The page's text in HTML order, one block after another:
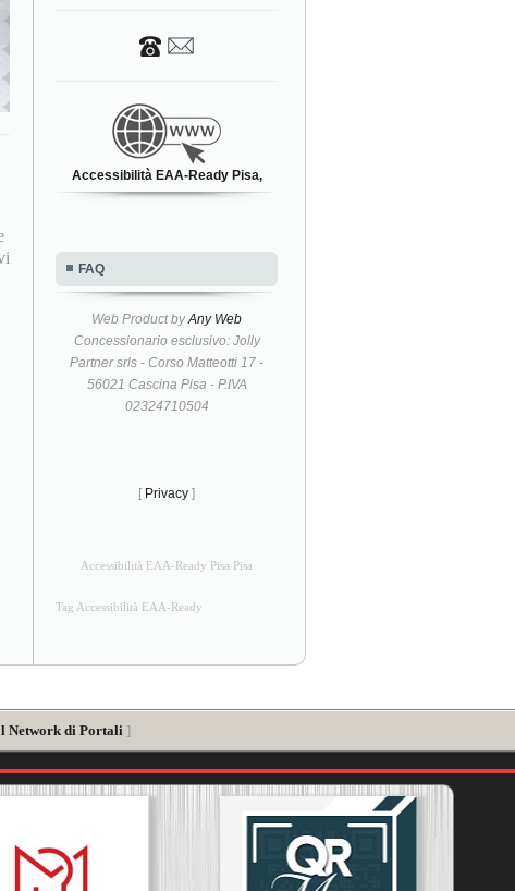
Accessibilità EAA-Ready Pisa,
FAQ
Web Product byAny Web
Concessionario esclusivo: Jolly
Partner srls - Corso Matteotti 17 -
56021 Cascina Pisa - P.IVA
02324710504
[ Privacy ]
Accessibilità EAA-Ready Pisa Pisa
Tag Accessibilità EAA-Ready
Network di Portali ]